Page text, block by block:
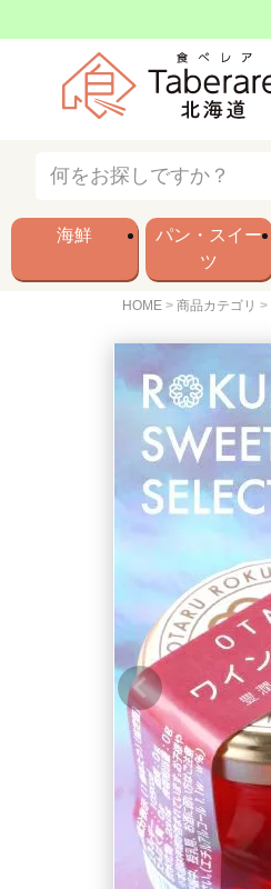
海鮮
パン・スイー
ツ
HOME 商品カテゴリ